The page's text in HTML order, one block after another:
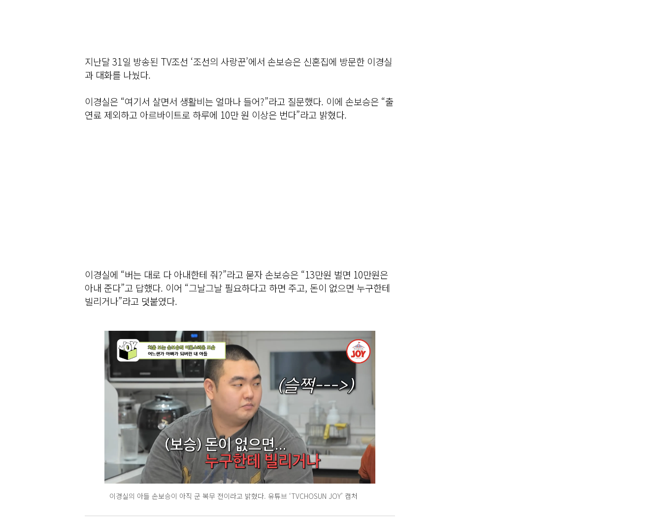
지난달 31일 방송된 TV조선 ‘조선의 사랑꾼’에서 손보승은 신혼집에 방문한 이경실
과 대화를 나눴다.
이경실은 “여기서 살면서 생활비는 얼마나 들어?”라고 질문했다. 이에 손보승은 “출
연료 제외하고 아르바이트로 하루에 10만 원 이상은 번다”라고 밝혔다.
이경실에 “버는 대로 다 아내한테 줘?”라고 묻자 손보승은 “13만원 벌면 10만원은
아내 준다”고 답했다. 이어 “그날그날 필요하다고 하면 주고, 돈이 없으면 누구한테
빌리거나”라고 덧붙였다.
이경실의 아들 손보승이 아직 군 복무 전이라고 밝혔다. 유튜브 ‘TVCHOSUN JOY’ 캡처